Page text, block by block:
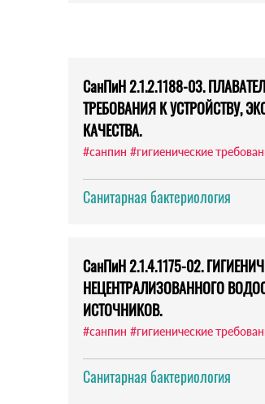
СанПиН 2.1.2.1188-03.
ТРЕБОВАНИЯ К УСТРОЙСТВУ,
КАЧЕСТВА.
#санпин #гигиенические
Санитарная бактериология
СанПиН 2.1.4.1175-02.
НЕЦЕНТРАЛИЗОВАННОГО
ИСТОЧНИКОВ.
#санпин #гигиенические
Санитарная бактериология